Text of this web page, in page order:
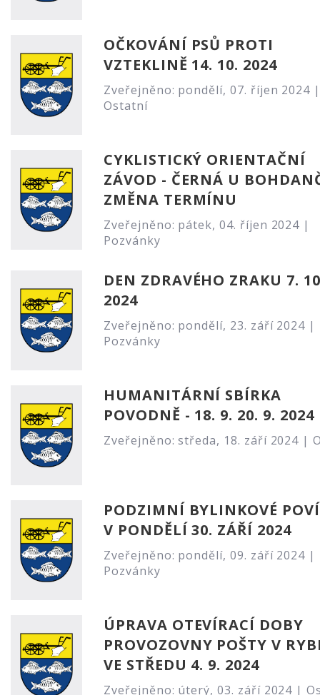
OČKOVÁNÍ PSŮ PROTI
VZTEKLINĚ 14. 10. 2024
Zveřejněno: pondělí, 07. říjen 2024
Ostatní
CYKLISTICKÝ ORIENTAČNÍ
ZÁVOD - ČERNÁ U
ZMĚNA TERMÍNU
Zveřejněno: pátek, 04. říjen 2024 |
Pozvánky
DEN ZDRAVÉHO ZRAKU 7.
2024
Zveřejněno: pondělí, 23. září 2024 |
Pozvánky
HUMANITÁRNÍ SBÍRKA
POVODNĚ - 18. 9. 20. 9. 2024
Zveřejněno: středa, 18. září 2024 |
PODZIMNÍ BYLINKOVÉ
V PONDĚLÍ 30. ZÁŘÍ 2024
Zveřejněno: pondělí, 09. září 2024 |
Pozvánky
ÚPRAVA OTEVÍRACÍ DOBY
PROVOZOVNY POŠTY V
VE STŘEDU 4. 9. 2024
Zveřejněno: úterý, 03. září 2024 |